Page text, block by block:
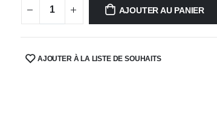
AJOUTER AU PANIER
SHARE:AJOUTER À LA LISTE DE SOUHAITS